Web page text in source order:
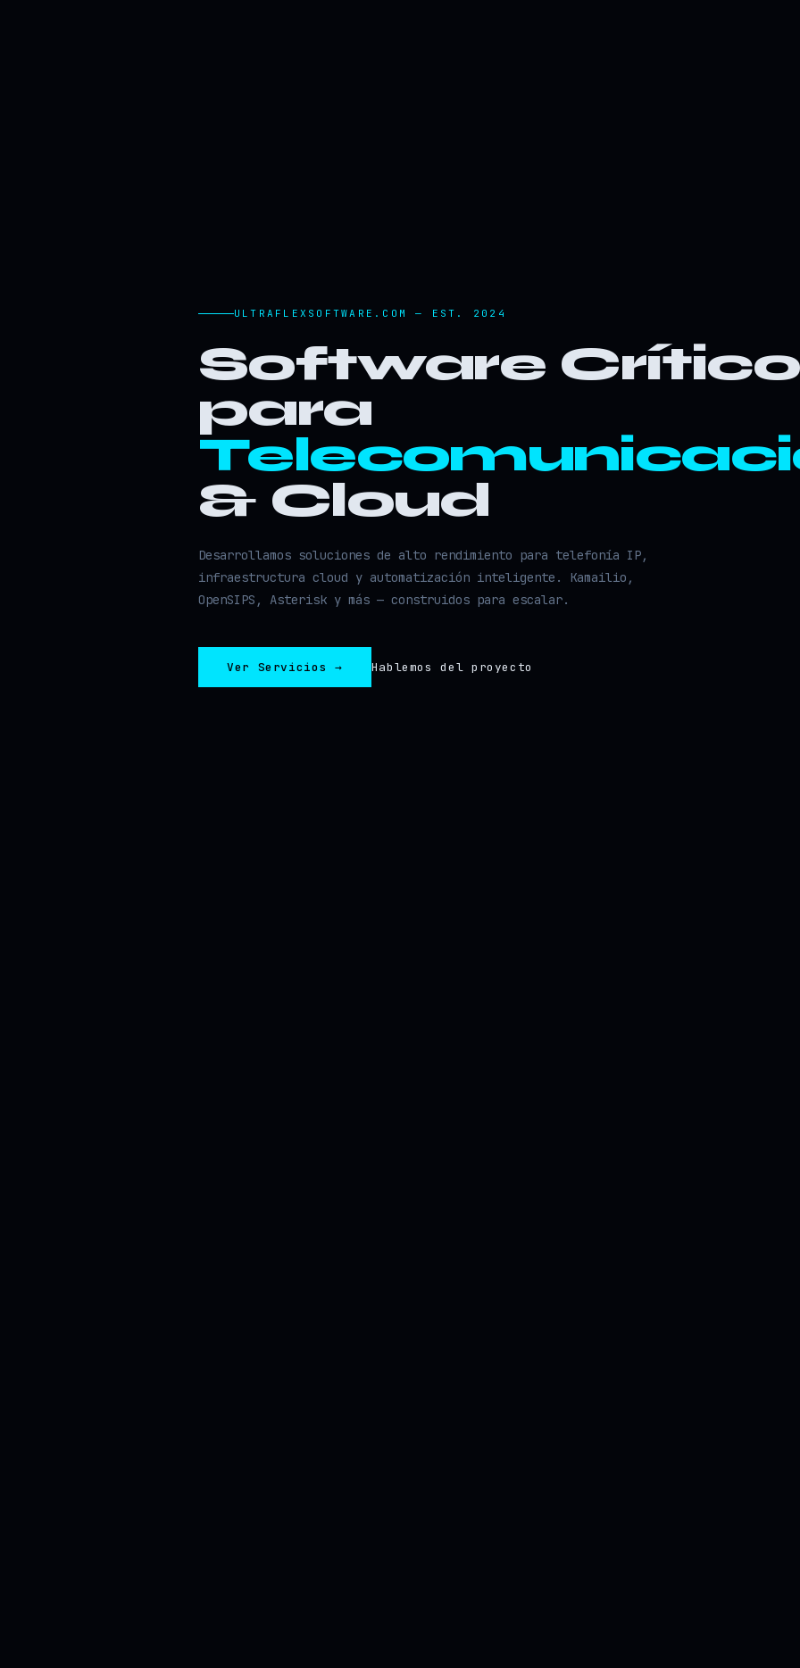
ULTRAFLEXSOFTWARE.COM — EST. 2024
Software Crítico
para
& Cloud
Desarrollamos soluciones de alto rendimiento para telefonía IP,
infraestructura cloud y automatización inteligente. Kamailio,
OpenSIPS, Asterisk y más — construidos para escalar.
Ver Servicios → Hablemos del proyecto